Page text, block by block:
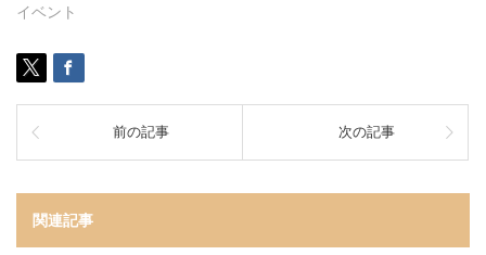
イベント
前の記事 次の記事
関連記事